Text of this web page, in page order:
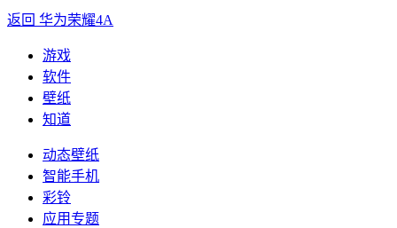
返回 华为荣耀4A
游戏
软件
壁纸
知道
动态壁纸
智能手机
彩铃
应用专题